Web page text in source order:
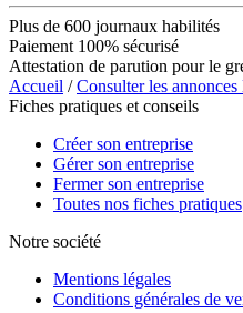
Plus de 600 journaux habilités
Paiement 100% sécurisé
Attestation de parution pour le
Accueil /Consulter les annonces
Fiches pratiques et conseils
Créer son entreprise
Gérer son entreprise
Fermer son entreprise
Toutes nos fiches pratiques
Notre société
Mentions légales
Conditions générales de